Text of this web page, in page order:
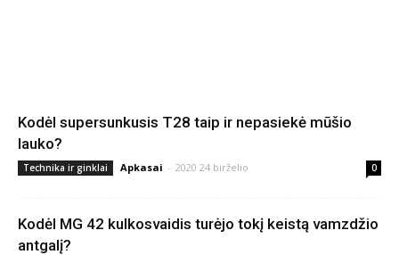
Kodėl supersunkusis T28 taip ir nepasiekė mūšio
lauko?
Technika ir ginklai Apkasai - 2020 24 birželio 0
Kodėl MG 42 kulkosvaidis turėjo tokį keistą vamzdžio
antgalį?